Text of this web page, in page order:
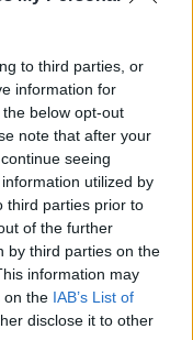
to third parties, or
information for
below opt-out
note that after your
seeing
utilized by
third parties prior to
of the further
by third parties on the
information may
on the IAB’s List of
disclose it to other
Υποθέσεων και
αφορά
Το μέτρο των self
μόνο εφόσον
στους χώρους
κάθε
θα
χρήμα και χρόνο